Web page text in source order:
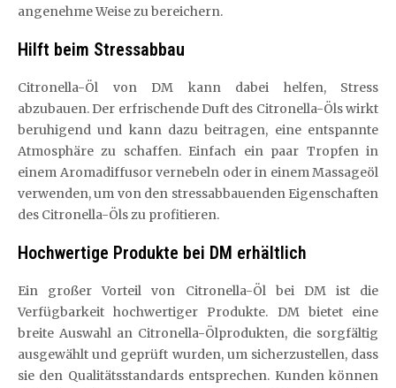
angenehme Weise zu bereichern.
Hilft beim Stressabbau
Citronella-Öl von DM kann dabei helfen, Stress
abzubauen. Der erfrischende Duft des Citronella-Öls wirkt
beruhigend und kann dazu beitragen, eine entspannte
Atmosphäre zu schaffen. Einfach ein paar Tropfen in
einem Aromadiffusor vernebeln oder in einem Massageöl
verwenden, um von den stressabbauenden Eigenschaften
des Citronella-Öls zu profitieren.
Hochwertige Produkte bei DM erhältlich
Ein großer Vorteil von Citronella-Öl bei DM ist die
Verfügbarkeit hochwertiger Produkte. DM bietet eine
breite Auswahl an Citronella-Ölprodukten, die sorgfältig
ausgewählt und geprüft wurden, um sicherzustellen, dass
sie den Qualitätsstandards entsprechen. Kunden können